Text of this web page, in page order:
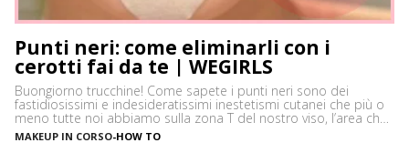
Punti neri: come eliminarli con i
cerotti fai da te | WEGIRLS
Buongiorno trucchine! Come sapete i punti neri sono dei
fastidiosissimi e indesideratissimi inestetismi cutanei che più o
meno tutte noi abbiamo sulla zona T del nostro viso, l’area che
è più spesso vittima di impurità e alterazioni del pH della pelle,
soprattutto se si ha la pelle grassa e non si usano prodotti
MAKEUP IN CORSO-HOW TO